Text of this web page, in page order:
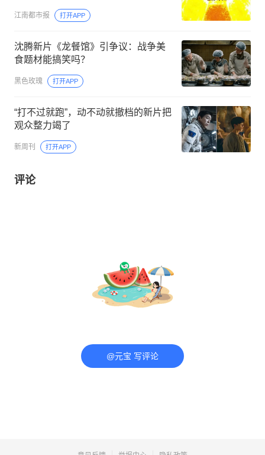
江南都市报 打开APP
沈腾新片《龙餐馆》引争议：战争美
食题材能搞笑吗？
黑色玫瑰 打开APP
“打不过就跑”，动不动就撤档的新片把
观众整力竭了
新周刊 打开APP
评论
@元宝 写评论